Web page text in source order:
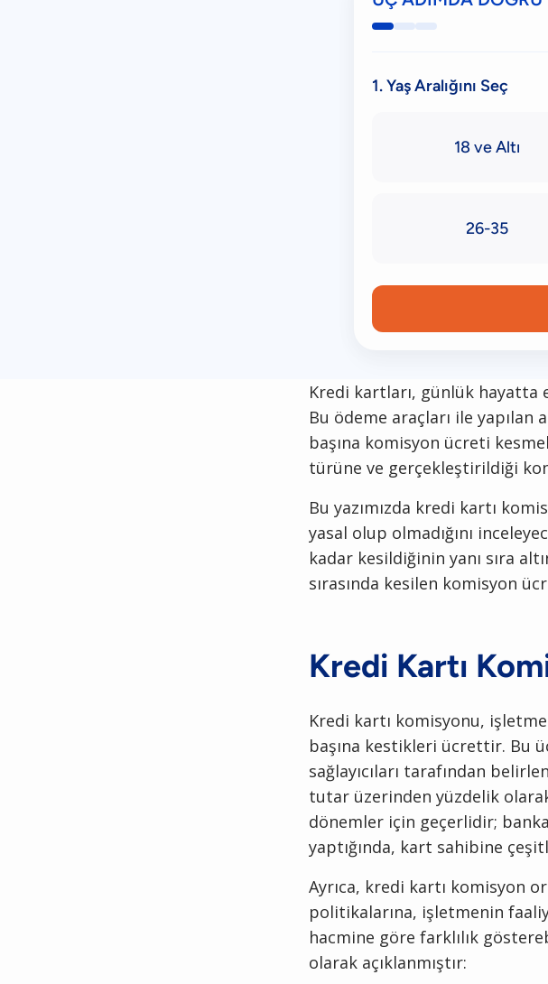
1. Yaş Aralığını Seç
18 ve Altı
26-35
Kredi kartları, günlük hayatta
Bu ödeme araçları ile yapılan
başına komisyon ücreti
türüne ve gerçekleştirildiği
Bu yazımızda kredi kartı
yasal olup olmadığını
kadar kesildiğinin yanı sıra
sırasında kesilen komisyon
Kredi Kartı
Kredi kartı komisyonu,
başına kestikleri ücrettir. Bu
sağlayıcıları tarafından
tutar üzerinden yüzdelik
dönemler için geçerlidir;
yaptığında, kart sahibine
Ayrıca, kredi kartı komisyon
politikalarına, işletmenin
hacmine göre farklılık
olarak açıklanmıştır: